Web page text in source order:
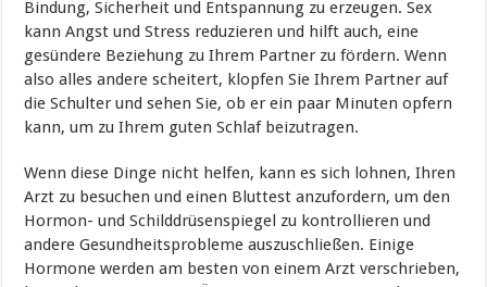
Bindung, Sicherheit und Entspannung zu erzeugen. Sex
kann Angst und Stress reduzieren und hilft auch, eine
gesündere Beziehung zu Ihrem Partner zu fördern. Wenn
also alles andere scheitert, klopfen Sie Ihrem Partner auf
die Schulter und sehen Sie, ob er ein paar Minuten opfern
kann, um zu Ihrem guten Schlaf beizutragen.
Wenn diese Dinge nicht helfen, kann es sich lohnen, Ihren
Arzt zu besuchen und einen Bluttest anzufordern, um den
Hormon- und Schilddrüsenspiegel zu kontrollieren und
andere Gesundheitsprobleme auszuschließen. Einige
Hormone werden am besten von einem Arzt verschrieben,